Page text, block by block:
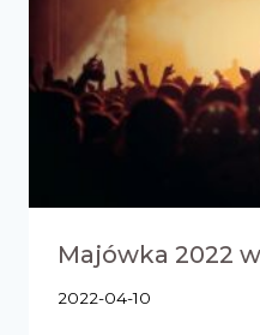
Majówka 2022
2022-04-10